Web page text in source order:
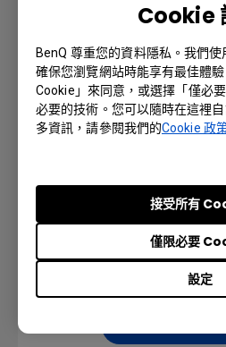
Cookie
BenQ 尊重您的資料隱私。我們使
確保您瀏覽網站時能享有最佳體
Cookie」來同意，或選擇「僅必
必要的技術。您可以隨時在這裡
多資訊，請參閱我們的Cookie 政
設定
僅限必要
接受所有
作業系統: Windows
預覽 | 下
使用手冊
Quick Start Guide